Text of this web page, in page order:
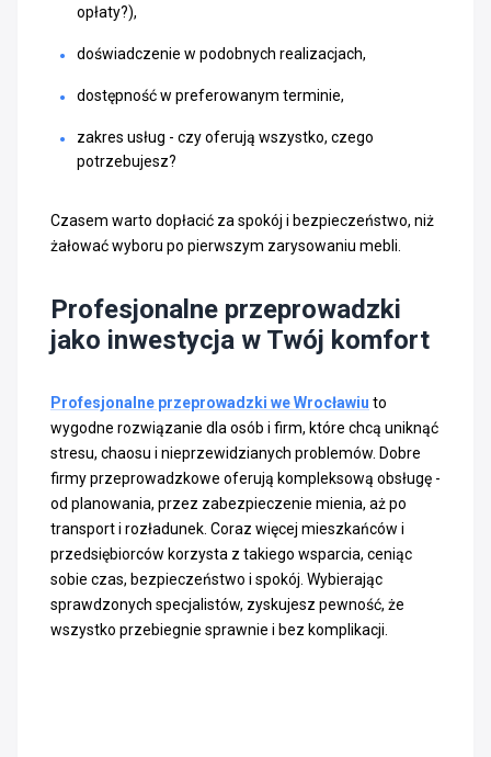
opłaty?),
doświadczenie w podobnych realizacjach,
dostępność w preferowanym terminie,
zakres usług - czy oferują wszystko, czego
potrzebujesz?
Czasem warto dopłacić za spokój i bezpieczeństwo, niż
żałować wyboru po pierwszym zarysowaniu mebli.
Profesjonalne przeprowadzki
jako inwestycja w Twój komfort
Profesjonalne przeprowadzki we Wrocławiu to
wygodne rozwiązanie dla osób i firm, które chcą uniknąć
stresu, chaosu i nieprzewidzianych problemów. Dobre
firmy przeprowadzkowe oferują kompleksową obsługę -
od planowania, przez zabezpieczenie mienia, aż po
transport i rozładunek. Coraz więcej mieszkańców i
przedsiębiorców korzysta z takiego wsparcia, ceniąc
sobie czas, bezpieczeństwo i spokój. Wybierając
sprawdzonych specjalistów, zyskujesz pewność, że
wszystko przebiegnie sprawnie i bez komplikacji.